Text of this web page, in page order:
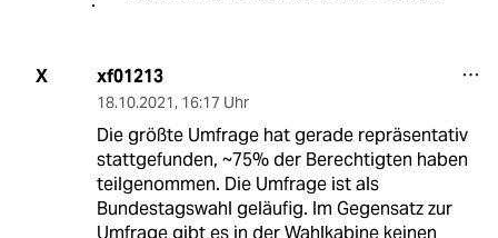
X xf01213
18.10.2021, 16:17 Uhr
Die größte Umfrage hat gerade repräsentativ
stattgefunden, ~75% der Berechtigten haben
teilgenommen. Die Umfrage ist als
Bundestagswahl geläufig. Im Gegensatz zur
Umfrage gibt es in der Wahlkabine keinen